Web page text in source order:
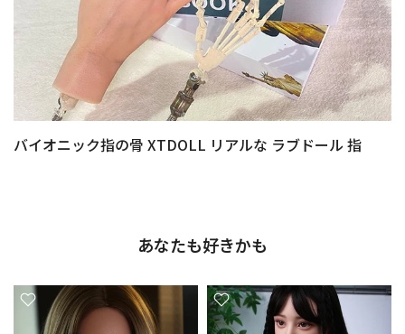
バイオニック指の骨 XTDOLL リアルな ラブドール 指
あなたも好きかも